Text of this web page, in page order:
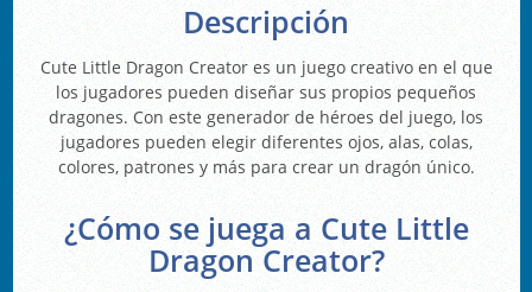
Descripción
Cute Little Dragon Creator es un juego creativo en el que
los jugadores pueden diseñar sus propios pequeños
dragones. Con este generador de héroes del juego, los
jugadores pueden elegir diferentes ojos, alas, colas,
colores, patrones y más para crear un dragón único.
¿Cómo se juega a Cute Little
Dragon Creator?